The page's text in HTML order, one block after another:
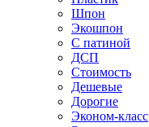
Шпон
Экошпон
С патиной
ДСП
Стоимость
Дешевые
Дорогие
Эконом-класс